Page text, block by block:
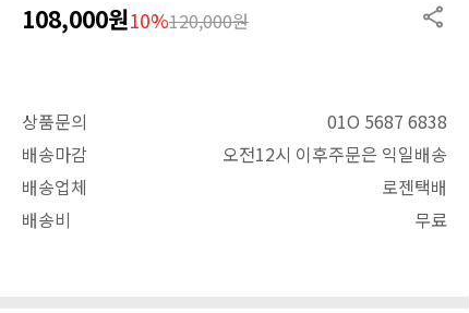
108,000원10%120,000원
상품문의
01O 5687 6838
배송마감
오전12시 이후주문은 익일배송
배송업체
로젠택배
배송비
무료